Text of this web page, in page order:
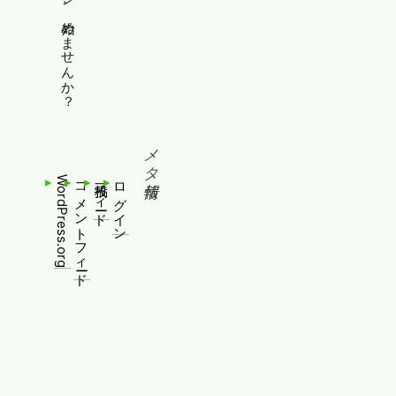
メタ情報
ログイン
投稿フィード
コメントフィード
WordPress.org